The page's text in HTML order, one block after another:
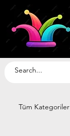
Tüm Kategoriler